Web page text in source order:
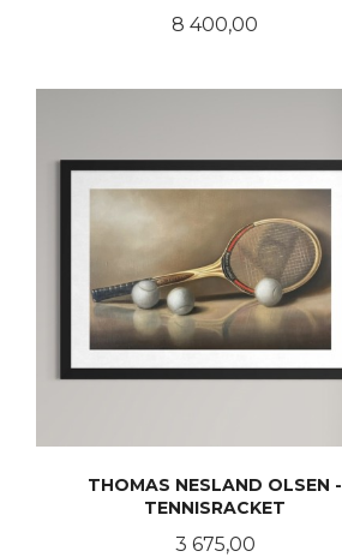
Pris
8 400,00
THOMAS NESLAND OLSEN -
TENNISRACKET
Pris
3 675,00